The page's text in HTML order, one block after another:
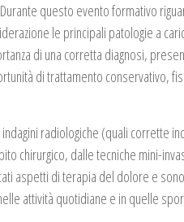
questo evento formativo
le principali patologie a
di una corretta diagnosi,
di trattamento conservativo,
radiologiche (quali corrette
chirurgico, dalle tecniche mini-
aspetti di terapia del dolore e
attività quotidiane e in quelle